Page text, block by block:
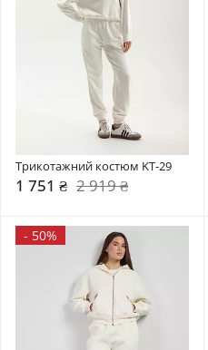
Трикотажний костюм KT-29
1 751 ₴ 2 919 ₴
- 50%